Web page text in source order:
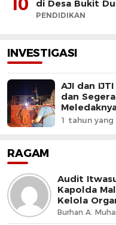
di Desa Bukit
PENDIDIKAN
INVESTIGASI
AJI dan
dan
1 tahun yang
RAGAM
Audit
Kapolda
Kelola
Burhan A.